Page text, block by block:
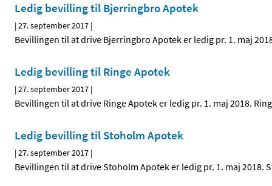
Ledig bevilling til Bjerringbro Apotek
|27. september 2017 |
Bevillingen til at drive Bjerringbro Apotek er ledig pr. 1. maj
Ledig bevilling til Ringe Apotek
|27. september 2017 |
Bevillingen til at drive Ringe Apotek er ledig pr. 1. maj 2018.
Ledig bevilling til Stoholm Apotek
|27. september 2017 |
Bevillingen til at drive Stoholm Apotek er ledig pr. 1. maj